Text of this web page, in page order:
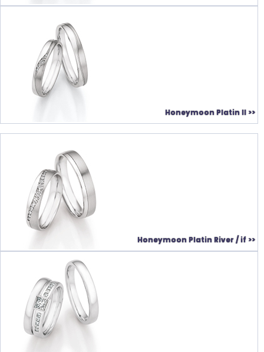
Honeymoon Platin II >>
Honeymoon Platin River / if >>